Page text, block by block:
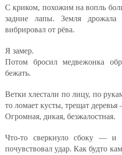
С криком, похожим на вопль
задние лапы. Земля
вибрировал от рёва.
Я замер.
Потом бросил медвежонка
бежать.
Ветки хлестали по лицу, по
то ломает кусты, трещат
Огромная, дикая, безжалостная.
Что-то сверкнуло сбоку — и
почувствовал удар. Как будто